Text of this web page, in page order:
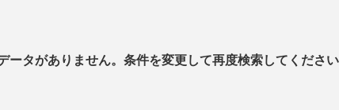
ータがありません。条件を変更して再度検索してくださ